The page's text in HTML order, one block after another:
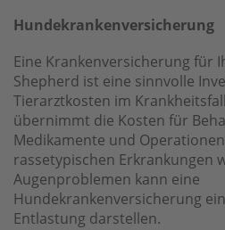
Hundekrankenversicherung
Eine Krankenversicherung für
Shepherd ist eine sinnvolle
Tierarztkosten im
übernimmt die Kosten für
Medikamente und
rassetypischen Erkrankungen
Augenproblemen kann eine
Hundekrankenversicherung
Entlastung darstellen.